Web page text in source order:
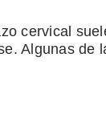
cervical
Algunas de